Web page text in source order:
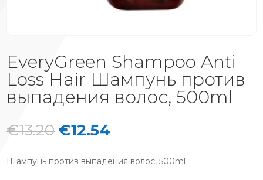
EveryGreen Shampoo Anti
Loss Hair Шампунь против
выпадения волос, 500ml
€13.20 Первоначальная
составляла
€13.20.
€12.54
€12.54.
Шампунь против выпадения волос, 500ml